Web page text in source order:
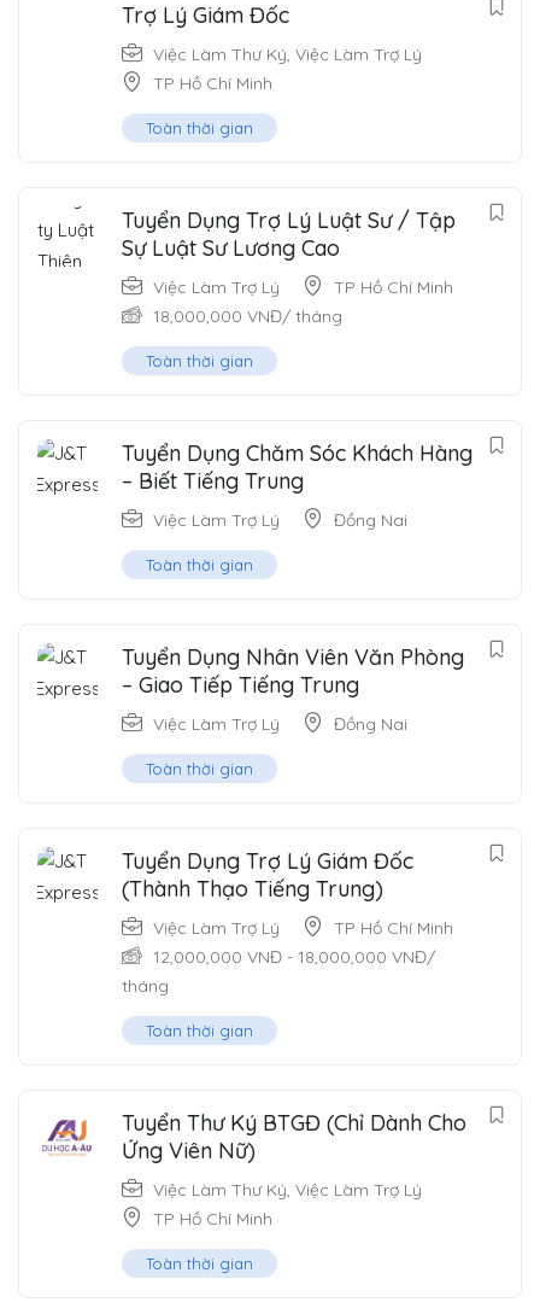
Trợ Lý Giám Đốc
Việc Làm Thư Ký, Việc Làm Trợ Lý
TP Hồ Chí Minh
Toàn thời gian
Tuyển Dụng Trợ Lý Luật Sư / Tập
Sự Luật Sư Lương Cao
Việc Làm Trợ Lý
TP Hồ Chí Minh
18,000,000 VNĐ/ tháng
Toàn thời gian
Tuyển Dụng Chăm Sóc Khách Hàng
– Biết Tiếng Trung
Việc Làm Trợ Lý Đồng Nai
Toàn thời gian
Tuyển Dụng Nhân Viên Văn Phòng
– Giao Tiếp Tiếng Trung
Việc Làm Trợ Lý Đồng Nai
Toàn thời gian
Tuyển Dụng Trợ Lý Giám Đốc
(Thành Thạo Tiếng Trung)
Việc Làm Trợ Lý
TP Hồ Chí Minh
12,000,000 VNĐ - 18,000,000 VNĐ/
tháng
Toàn thời gian
Tuyển Thư Ký BTGĐ (Chỉ Dành Cho
Ứng Viên Nữ)
Việc Làm Thư Ký, Việc Làm Trợ Lý
TP Hồ Chí Minh
Toàn thời gian